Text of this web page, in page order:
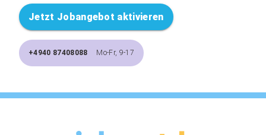
Jetzt Jobangebot aktivieren
+4940 87408088 Mo-Fr, 9-17